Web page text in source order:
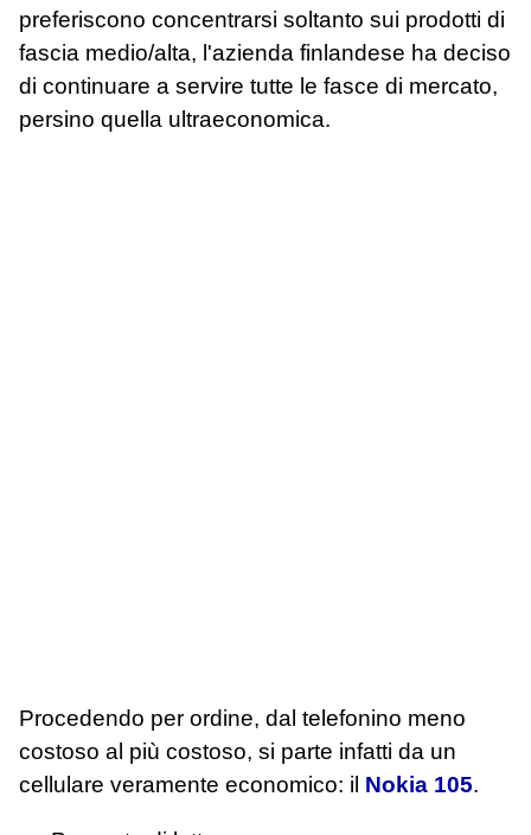
preferiscono concentrarsi soltanto sui prodotti di
fascia medio/alta, l'azienda finlandese ha deciso
di continuare a servire tutte le fasce di mercato,
persino quella ultraeconomica.
Procedendo per ordine, dal telefonino meno
costoso al più costoso, si parte infatti da un
cellulare veramente economico: il Nokia 105.